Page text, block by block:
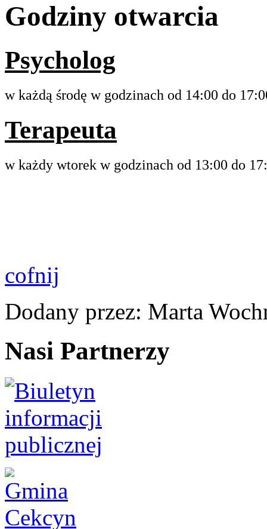
Godziny otwarcia
Psycholog
w każdą środę w godzinach od 14:00 do
Terapeuta
w każdy wtorek w godzinach od 13:00 do
cofnij
Dodany przez: Marta
Nasi Partnerzy